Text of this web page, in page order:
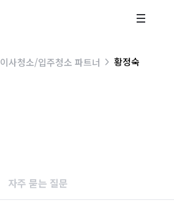
이사청소/입주청소 파트너 황정숙
자주 묻는 질문